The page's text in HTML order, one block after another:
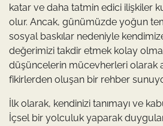
katar ve daha tatmin edici ilişkiler
olur. Ancak, günümüzde yoğun
sosyal baskılar nedeniyle
değerimizi takdir etmek kolay
düşüncelerin mücevherleri olarak
fikirlerden oluşan bir rehber
İlk olarak, kendinizi tanımayı ve
İçsel bir yolculuk yaparak